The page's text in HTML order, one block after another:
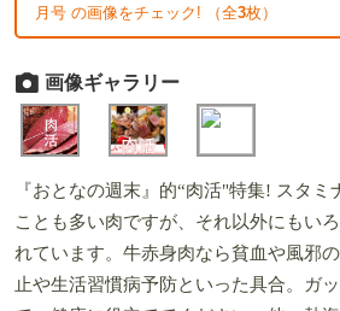
月号 の画像をチェック! （全3枚）
画像ギャラリー
『おとなの週末』的“肉活"特集! スタミ
ことも多い肉ですが、それ以外にもい
れています。牛赤身肉なら貧血や風邪
止や生活習慣病予防といった具合。ガ